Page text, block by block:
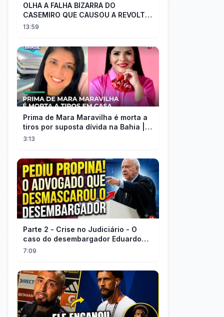
OLHA A FALHA BIZARRA DO
CASEMIRO QUE CAUSOU A REVOLTA
DOS TORCEDORES DO SEU NOVO
13:59
Prima de Mara Maravilha é morta a
tiros por suposta dívida na Bahia |
#SeLigaBrasil
3:13
Parte 2 - Crise no Judiciário - O
caso do desembargador Eduardo
Gallo x advogado Felisberto
7:09